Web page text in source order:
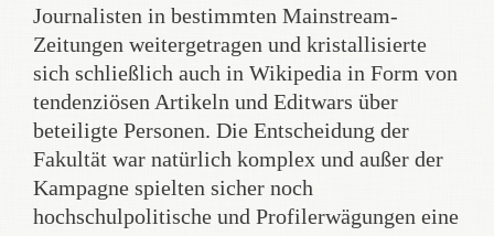
Journalisten in bestimmten Mainstream-
Zeitungen weitergetragen und kristallisierte
sich schließlich auch in Wikipedia in Form von
tendenziösen Artikeln und Editwars über
beteiligte Personen. Die Entscheidung der
Fakultät war natürlich komplex und außer der
Kampagne spielten sicher noch
hochschulpolitische und Profilerwägungen eine